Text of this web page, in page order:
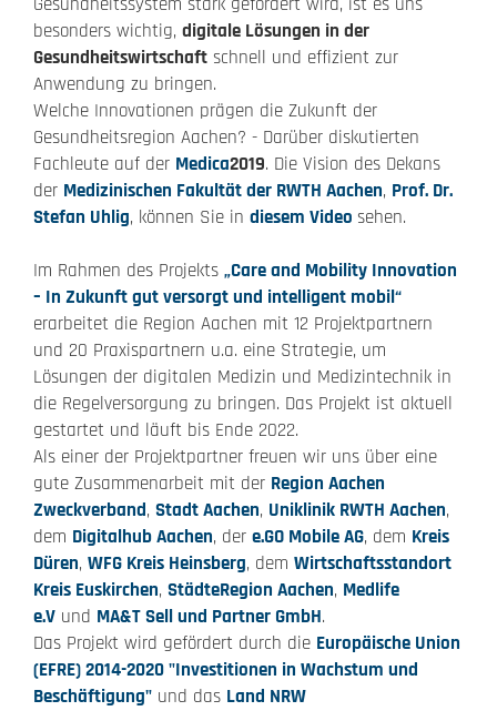
besonders wichtig, digitale Lösungen in der
Gesundheitswirtschaft schnell und effizient zur
Anwendung zu bringen.
Welche Innovationen prägen die Zukunft der
Gesundheitsregion Aachen? - Darüber diskutierten
Fachleute auf der Medica2019. Die Vision des Dekans
der Medizinischen Fakultät der RWTH Aachen, Prof. Dr.
Stefan Uhlig, können Sie in diesem Video sehen.
Im Rahmen des Projekts „Care and Mobility Innovation
– In Zukunft gut versorgt und intelligent mobil“
erarbeitet die Region Aachen mit 12 Projektpartnern
und 20 Praxispartnern u.a. eine Strategie, um
Lösungen der digitalen Medizin und Medizintechnik in
die Regelversorgung zu bringen. Das Projekt ist aktuell
gestartet und läuft bis Ende 2022.
Als einer der Projektpartner freuen wir uns über eine
gute Zusammenarbeit mit der Region Aachen
Zweckverband, Stadt Aachen, Uniklinik RWTH Aachen,
dem Digitalhub Aachen, der e.GO Mobile AG, dem Kreis
Düren, WFG Kreis Heinsberg, dem Wirtschaftsstandort
Kreis Euskirchen, StädteRegion Aachen, Medlife
e.V und MA&T Sell und Partner GmbH.
Das Projekt wird gefördert durch die Europäische Union
(EFRE) 2014-2020 "Investitionen in Wachstum und
Beschäftigung" und das Land NRW